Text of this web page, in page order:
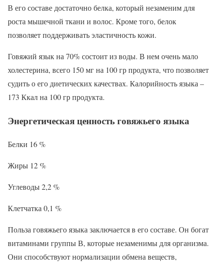
В его составе достаточно белка, который незаменим для
роста мышечной ткани и волос. Кроме того, белок
позволяет поддерживать эластичность кожи.
Говяжий язык на 70% состоит из воды. В нем очень мало
холестерина, всего 150 мг на 100 гр продукта, что позволяет
судить о его диетических качествах. Калорийность языка –
173 Ккал на 100 гр продукта.
Энергетическая ценность говяжьего языка
Белки 16 %
Жиры 12 %
Углеводы 2,2 %
Клетчатка 0,1 %
Польза говяжьего языка заключается в его составе. Он богат
витаминами группы В, которые незаменимы для организма.
Они способствуют нормализации обмена веществ,